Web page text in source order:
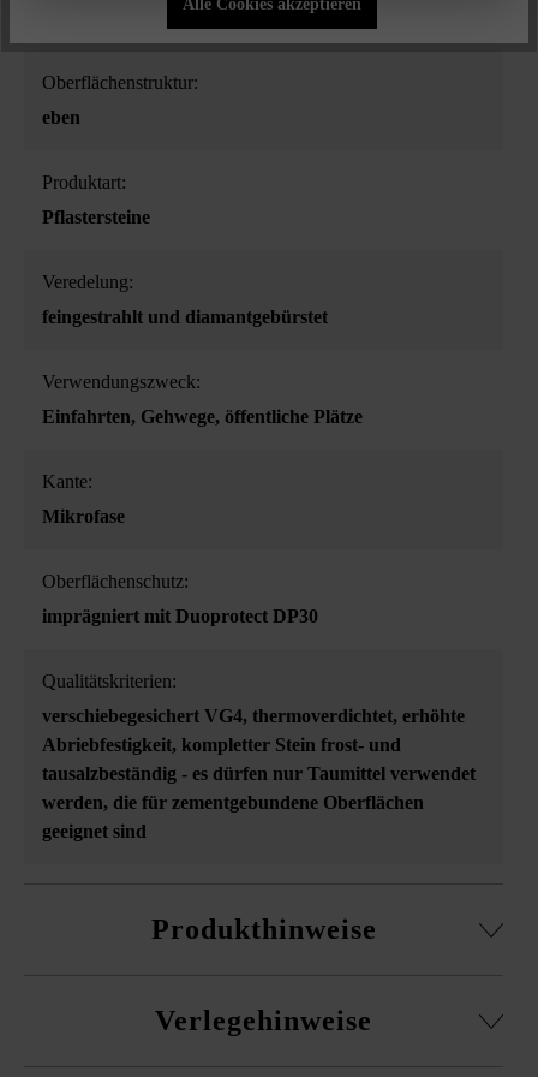
Oberflächenstruktur:
eben
Produktart:
Pflastersteine
Veredelung:
feingestrahlt und diamantgebürstet
Verwendungszweck:
Einfahrten, Gehwege, öffentliche Plätze
Kante:
Mikrofase
Oberflächenschutz:
imprägniert mit Duoprotect DP30
Qualitätskriterien:
verschiebegesichert VG4, thermoverdichtet, erhöhte
Abriebfestigkeit, kompletter Stein frost- und
tausalzbeständig - es dürfen nur Taumittel verwendet
werden, die für zementgebundene Oberflächen
geeignet sind
Produkthinweise
Fugenanteil von 5 mm empfohlener Mindestfugenbreite
Verlegehinweise
Alle Cookies akzeptieren